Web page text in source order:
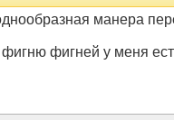
манера
фигней у меня